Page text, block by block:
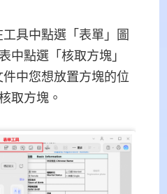
具中點選「表單」圖
中點選「核取方塊」
中您想放置方塊的位
取方塊。